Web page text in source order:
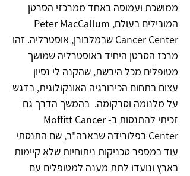
ממושכת ועמוסה באחד ממרכזי הסרטן
המובילים בעולם, Peter MacCallum
Cancer Center שבמלבורן, אוסטרליה. זהו
מרכז הסרטן היחיד באוסטרליה שמושך
מטופלים מכל היבשת, שהקנה לי נסיון
עצום בתחום הכירורגיה האונקולוגית, בדגש
על מלנומה וסרקומה. בהמשך הדרך גם
זכיתי להתנסות ב- Moffitt Cancer
Center בפלורידה שבארה"ב, שם התנסתי
עוד במספר טכניקות ניתוחיות שלא קיימות
בארץ ונועדו לתת מענה למטופלים עם